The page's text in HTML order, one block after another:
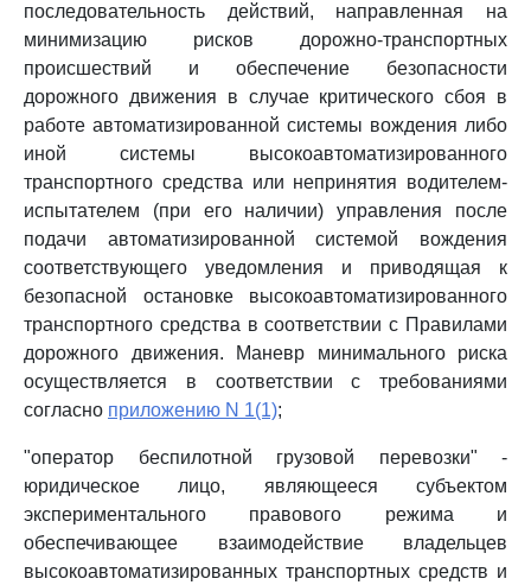
последовательность действий, направленная на
минимизацию рисков дорожно-транспортных
происшествий и обеспечение безопасности
дорожного движения в случае критического сбоя в
работе автоматизированной системы вождения либо
иной системы высокоавтоматизированного
транспортного средства или непринятия водителем-
испытателем (при его наличии) управления после
подачи автоматизированной системой вождения
соответствующего уведомления и приводящая к
безопасной остановке высокоавтоматизированного
транспортного средства в соответствии с Правилами
дорожного движения. Маневр минимального риска
осуществляется в соответствии с требованиями
согласно приложению N 1(1);
"оператор беспилотной грузовой перевозки" -
юридическое лицо, являющееся субъектом
экспериментального правового режима и
обеспечивающее взаимодействие владельцев
высокоавтоматизированных транспортных средств и